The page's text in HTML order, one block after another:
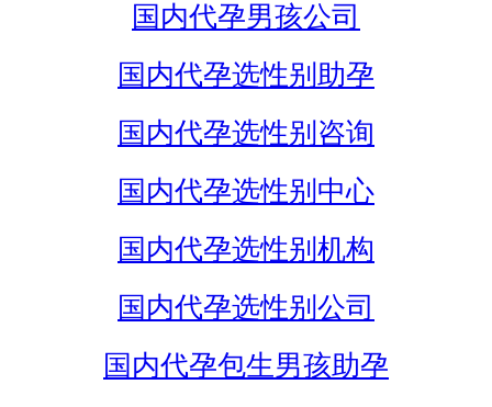
国内代孕男孩公司
国内代孕选性别助孕
国内代孕选性别咨询
国内代孕选性别中心
国内代孕选性别机构
国内代孕选性别公司
国内代孕包生男孩助孕